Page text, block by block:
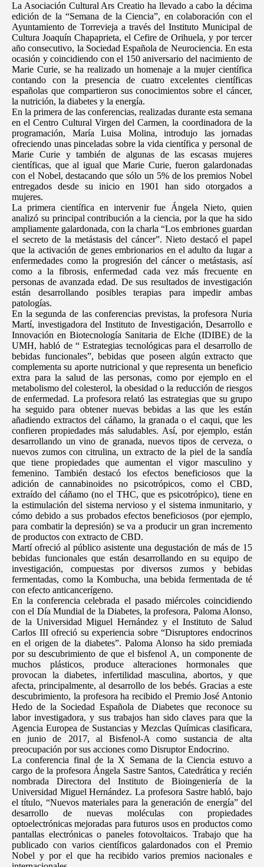
La Asociación Cultural Ars Creatio ha llevado a cabo la décima
edición de la “Semana de la Ciencia”, en colaboración con el
Ayuntamiento de Torrevieja a través del Instituto Municipal de
Cultura Joaquín Chapaprieta, el Cefire de Orihuela, y por tercer
año consecutivo, la Sociedad Española de Neurociencia. En esta
ocasión y coincidiendo con el 150 aniversario del nacimiento de
Marie Curie, se ha realizado un homenaje a la mujer científica
contando con la presencia de cuatro excelentes científicas
españolas que compartieron sus conocimientos sobre el cáncer,
la nutrición, la diabetes y la energía.
En la primera de las conferencias, realizadas durante esta semana
en el Centro Cultural Virgen del Carmen, la coordinadora de la
programación, María Luisa Molina, introdujo las jornadas
ofreciendo unas pinceladas sobre la vida científica y personal de
Marie Curie y también de algunas de las escasas mujeres
científicas, que al igual que Marie Curie, fueron galardonadas
con el Nobel, destacando que sólo un 5% de los premios Nobel
entregados desde su inicio en 1901 han sido otorgados a
mujeres.
La primera científica en intervenir fue Ángela Nieto, quien
analizó su principal contribución a la ciencia, por la que ha sido
ampliamente galardonada, con la charla “Los embriones guardan
el secreto de la metástasis del cáncer”. Nieto destacó el papel
que la activación de genes embrionarios en el adulto da lugar a
enfermedades como la progresión del cáncer o metástasis, así
como a la fibrosis, enfermedad cada vez más frecuente en
personas de avanzada edad. De sus resultados de investigación
están desarrollando posibles terapias para impedir ambas
patologías.
En la segunda de las conferencias previstas, la profesora Nuria
Martí, investigadora del Instituto de Investigación, Desarrollo e
Innovación en Biotecnología Sanitaria de Elche (IDIBE) de la
UMH, habló de “ Estrategias tecnológicas para el desarrollo de
bebidas funcionales”, bebidas que poseen algún extracto que
complementa su aporte nutricional y que representa un beneficio
extra para la salud de las personas, como por ejemplo en el
metabolismo del colesterol, la obesidad o la reducción de riesgos
de enfermedad. La profesora relató las estrategias que su grupo
ha seguido para obtener nuevas bebidas a las que les están
añadiendo extractos del cáñamo, la granada o el caqui, que les
confieren propiedades más saludables. Así, por ejemplo, están
desarrollando un vino de granada, nuevos tipos de cerveza, o
nuevos zumos con citrulina, un extracto de la piel de la sandía
que tiene propiedades que aumentan el vigor masculino y
femenino. También destacó los efectos beneficiosos que la
adición de cannabinoides no psicotrópicos, como el CBD,
extraído del cáñamo (no el THC, que es psicotrópico), tiene en
la estimulación del sistema nervioso y el sistema inmunitario, y
cómo debido a sus probados efectos beneficiosos (por ejemplo,
para combatir la depresión) se va a producir un gran incremento
de productos con extracto de CBD.
Martí ofreció al público asistente una degustación de más de 15
bebidas funcionales que están desarrollando en su equipo de
investigación, compuestas por diversos zumos y bebidas
fermentadas, como la Kombucha, una bebida fermentada de té
con efecto anticancerígeno.
En la conferencia celebrada el pasado miércoles coincidiendo
con el Día Mundial de la Diabetes, la profesora, Paloma Alonso,
de la Universidad Miguel Hernández y el Instituto de Salud
Carlos III ofreció su experiencia sobre “Disruptores endocrinos
en el origen de la diabetes”. Paloma Alonso ha sido premiada
por su descubrimiento de que el bisfenol A, un componente de
muchos plásticos, produce alteraciones hormonales que
provocan la diabetes, infertilidad masculina, abortos, y que
afecta, principalmente, al desarrollo de los bebés. Gracias a este
descubrimiento, la profesora ha recibido el Premio José Antonio
Hedo de la Sociedad Española de Diabetes que reconoce su
labor investigadora, y sus trabajos han sido claves para que la
Agencia Europea de Sustancias y Mezclas Químicas clasificara,
en junio de 2017, al Bisfenol-A como sustancia de alta
preocupación por sus acciones como Disruptor Endocrino.
La conferencia final de la X Semana de la Ciencia estuvo a
cargo de la profesora Ángela Sastre Santos, Catedrática y recién
nombrada Directora del Instituto de Bioingeniería de la
Universidad Miguel Hernández. La profesora Sastre habló, bajo
el título, “Nuevos materiales para la generación de energía” del
desarrollo de nuevas moléculas con propiedades
optoelectrónicas mejoradas para futuros usos en productos como
pantallas electrónicas o paneles fotovoltaicos. Trabajo que ha
publicado con varios científicos galardonados con el Premio
Nobel y por el que ha recibido varios premios nacionales e